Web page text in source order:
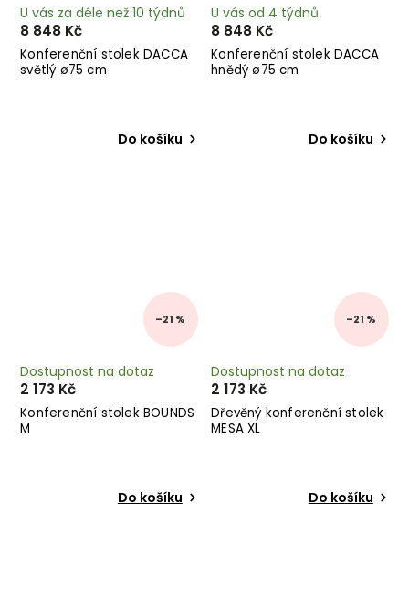
Konferenční stolek DACCA
světlý ø75 cm
U vás za déle než 10 týdnů
8 848 Kč
Do košíku
Konferenční stolek DACCA
hnědý ø75 cm
U vás od 4 týdnů
8 848 Kč
Do košíku
–21 %
Konferenční stolek BOUNDS
M
Dostupnost na dotaz
2 173 Kč
Do košíku
–21 %
Dřevěný konferenční stolek
MESA XL
Dostupnost na dotaz
2 173 Kč
Do košíku